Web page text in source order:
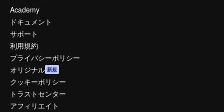
Academy
ドキュメント
サポート
利用規約
プライバシーポリシー
オリジナル 新規
クッキーポリシー
トラストセンター
アフィリエイト